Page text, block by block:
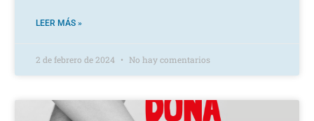
LEER MÁS »
2 de febrero de 2024 No hay comentarios